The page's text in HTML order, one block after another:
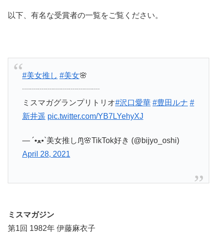
以下、有名な受賞者の一覧をご覧ください。
#美女推し #美女🌸
┈┈┈┈┈┈┈┈┈┈
ミスマガグランプリトリオ#沢口愛華 #豊田ルナ #
新井遥 pic.twitter.com/YB7LYehyXJ
— ‎´•ﻌ•`美女推しᙏ̤̫🌸TikTok好き (@bijyo_oshi)
April 28, 2021
ミスマガジン
第1回 1982年 伊藤麻衣子